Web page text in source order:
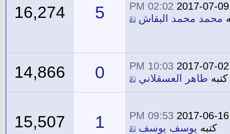
2017-07-09
02:02 PM
محمد محمد البقاش 5
16,274
2017-07-02
10:03 PM
كتبه طاهر العسقلاني 0
14,866
2017-06-16
09:53 PM
كتبه يوسف يوسف 1
15,507